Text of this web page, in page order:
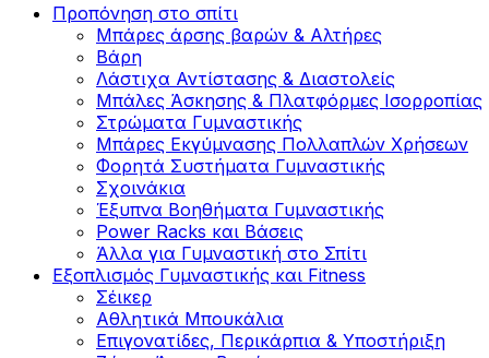
Προπόνηση στο σπίτι
Μπάρες άρσης βαρών & Αλτήρες
Βάρη
Λάστιχα Αντίστασης & Διαστολείς
Μπάλες Άσκησης & Πλατφόρμες Ισορροπίας
Στρώματα Γυμναστικής
Μπάρες Εκγύμνασης Πολλαπλών Χρήσεων
Φορητά Συστήματα Γυμναστικής
Σχοινάκια
Έξυπνα Βοηθήματα Γυμναστικής
Power Racks και Βάσεις
Άλλα για Γυμναστική στο Σπίτι
Εξοπλισμός Γυμναστικής και Fitness
Σέικερ
Αθλητικά Μπουκάλια
Επιγονατίδες, Περικάρπια & Υποστήριξη